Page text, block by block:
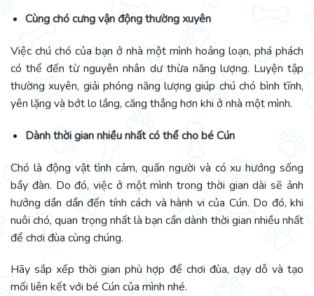
Cùng chó cưng vận động thường xuyên
Việc chú chó của bạn ở nhà một mình hoảng loạn, phá phách
có thể đến từ nguyên nhân dư thừa năng lượng. Luyện tập
thường xuyên, giải phóng năng lượng giúp chú chó bình tĩnh,
yên lặng và bớt lo lắng, căng thẳng hơn khi ở nhà một mình.
Dành thời gian nhiều nhất có thể cho bé Cún
Chó là động vật tình cảm, quấn người và có xu hướng sống
bầy đàn. Do đó, việc ở một mình trong thời gian dài sẽ ảnh
hưởng dần dần đến tính cách và hành vi của Cún. Do đó, khi
nuôi chó, quan trọng nhất là bạn cần dành thời gian nhiều nhất
để chơi đùa cùng chúng.
Hãy sắp xếp thời gian phù hợp để chơi đùa, dạy dỗ và tạo
mối liên kết với bé Cún của mình nhé.